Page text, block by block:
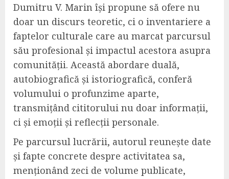
Dumitru V. Marin își propune să ofere nu
doar un discurs teoretic, ci o inventariere a
faptelor culturale care au marcat parcursul
său profesional și impactul acestora asupra
comunității. Această abordare duală,
autobiografică și istoriografică, conferă
volumului o profunzime aparte,
transmițând cititorului nu doar informații,
ci și emoții și reflecții personale.
Pe parcursul lucrării, autorul reunește date
și fapte concrete despre activitatea sa,
menționând zeci de volume publicate,